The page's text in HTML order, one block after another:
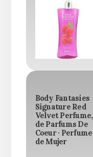
Body Fantasies
Signature Red
Velvet Perfume,
de Parfums De
Coeur · Perfume
de Mujer